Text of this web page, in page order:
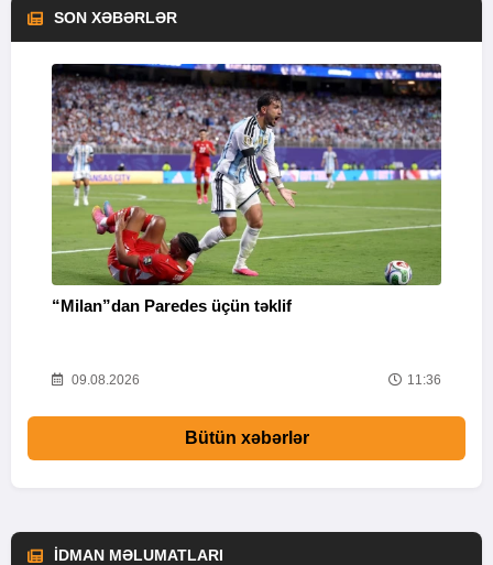
SON XƏBƏRLƏR
“Milan”dan Paredes üçün təklif
09.08.2026 11:36
Bütün xəbərlər
İDMAN MƏLUMATLARI